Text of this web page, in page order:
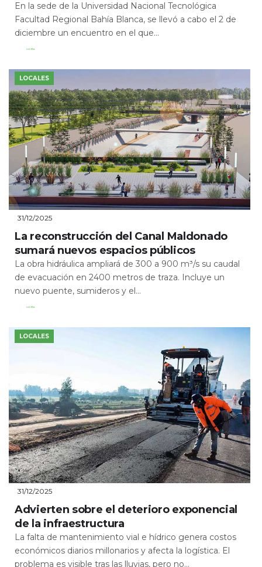
En la sede de la Universidad Nacional Tecnológica
Facultad Regional Bahía Blanca, se llevó a cabo el 2 de
diciembre un encuentro en el que...
Leer Más
LOCALES
31/12/2025
La reconstrucción del Canal Maldonado
sumará nuevos espacios públicos
La obra hidráulica ampliará de 300 a 900 m³/s su caudal
de evacuación en 2400 metros de traza. Incluye un
nuevo puente, sumideros y el...
Leer Más
LOCALES
31/12/2025
Advierten sobre el deterioro exponencial
de la infraestructura
La falta de mantenimiento vial e hídrico genera costos
económicos diarios millonarios y afecta la logística. El
problema es visible tras las lluvias, pero no...